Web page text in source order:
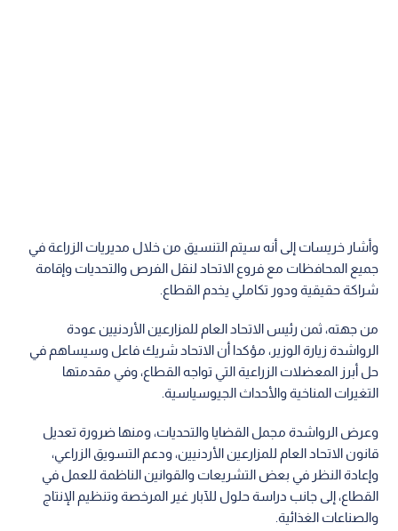
وأشار خريسات إلى أنه سيتم التنسيق من خلال مديريات الزراعة في
جميع المحافظات مع فروع الاتحاد لنقل الفرص والتحديات وإقامة
شراكة حقيقية ودور تكاملي يخدم القطاع.
من جهته، ثمن رئيس الاتحاد العام للمزارعين الأردنيين عودة
الرواشدة زيارة الوزير، مؤكدا أن الاتحاد شريك فاعل وسيساهم في
حل أبرز المعضلات الزراعية التي تواجه القطاع، وفي مقدمتها
التغيرات المناخية والأحداث الجيوسياسية.
وعرض الرواشدة مجمل القضايا والتحديات، ومنها ضرورة تعديل
قانون الاتحاد العام للمزارعين الأردنيين، ودعم التسويق الزراعي،
وإعادة النظر في بعض التشريعات والقوانين الناظمة للعمل في
القطاع، إلى جانب دراسة حلول للآبار غير المرخصة وتنظيم الإنتاج
والصناعات الغذائية.